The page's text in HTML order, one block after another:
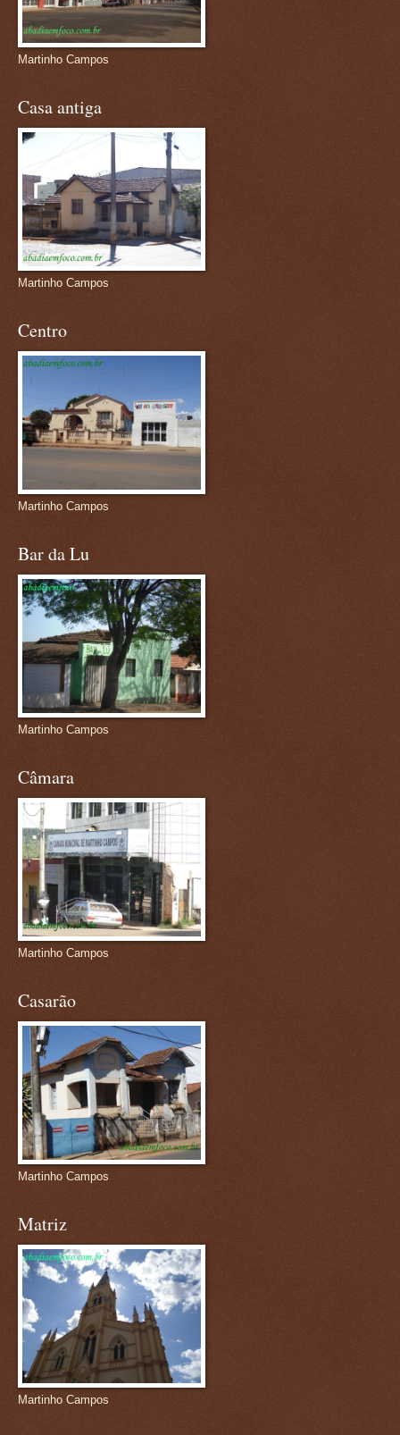
Martinho Campos
Casa antiga
Martinho Campos
Centro
Martinho Campos
Bar da Lu
Martinho Campos
Câmara
Martinho Campos
Casarão
Martinho Campos
Matriz
Martinho Campos